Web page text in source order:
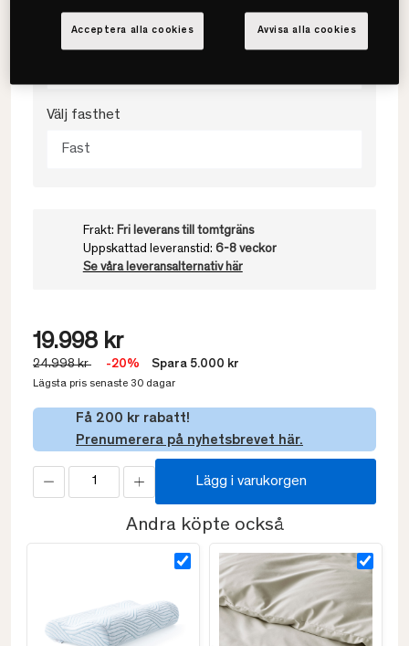
Välj storlek
Välj fasthet
Fast
Frakt: Fri leverans till tomtgräns
Uppskattad leveranstid: 6-8 veckor
Se våra leveransalternativ här
19.998 kr
24.998 kr -20% Spara 5.000 kr
Lägsta pris senaste 30 dagar
Få 200 kr rabatt!
Prenumerera på nyhetsbrevet här.
Lägg i varukorgen
Andra köpte också
Avvisa alla cookies
Acceptera alla cookies